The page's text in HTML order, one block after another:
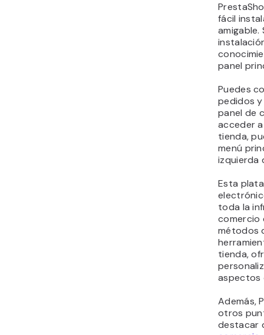
fácil
amigable.
panel
Puedes
pedidos y
panel de
acceder
tienda,
menú
izquierda
Esta
toda la
comercio
métodos
tienda,
aspectos
Además,
otros
destacar